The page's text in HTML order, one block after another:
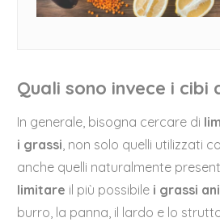
Quali sono invece i cibi
In generale, bisogna cercare di
i grassi, non solo quelli utilizzati
anche quelli naturalmente
limitare il più possibile i grassi
burro, la panna, il lardo e lo